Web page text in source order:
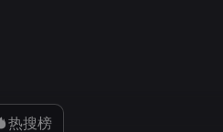
热搜榜